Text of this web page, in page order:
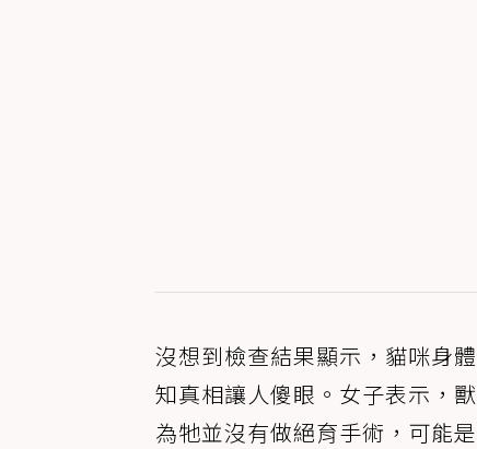
沒想到檢查結果顯示，貓咪身
知真相讓人傻眼。女子表示，
為牠並沒有做絕育手術，可能